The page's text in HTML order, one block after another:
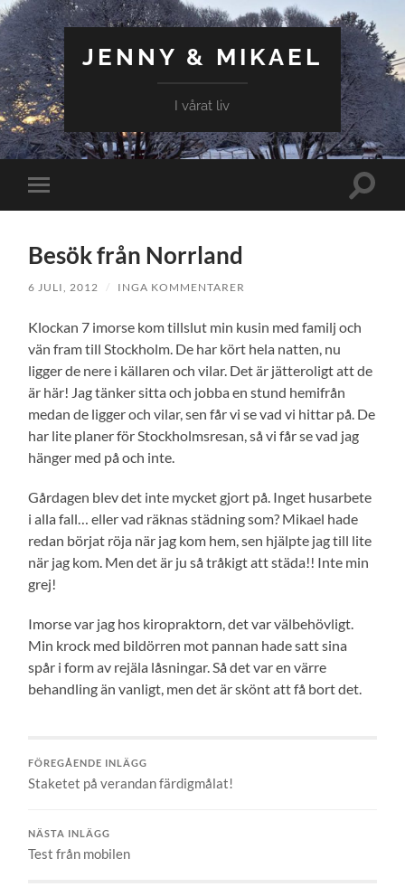
JENNY & MIKAEL
I vårat liv
Slå
på/av
Slå
Besök från Norrland
6 JULI, 2012 / INGA KOMMENTARER
Klockan 7 imorse kom tillslut min kusin med familj och
vän fram till Stockholm. De har kört hela natten, nu
ligger de nere i källaren och vilar. Det är jätteroligt att de
är här! Jag tänker sitta och jobba en stund hemifrån
medan de ligger och vilar, sen får vi se vad vi hittar på. De
har lite planer för Stockholmsresan, så vi får se vad jag
hänger med på och inte.
Gårdagen blev det inte mycket gjort på. Inget husarbete
i alla fall… eller vad räknas städning som? Mikael hade
redan börjat röja när jag kom hem, sen hjälpte jag till lite
när jag kom. Men det är ju så tråkigt att städa!! Inte min
grej!
Imorse var jag hos kiropraktorn, det var välbehövligt.
Min krock med bildörren mot pannan hade satt sina
spår i form av rejäla låsningar. Så det var en värre
behandling än vanligt, men det är skönt att få bort det.
FÖREGÅENDE INLÄGG
Staketet på verandan färdigmålat!
NÄSTA INLÄGG
Test från mobilen